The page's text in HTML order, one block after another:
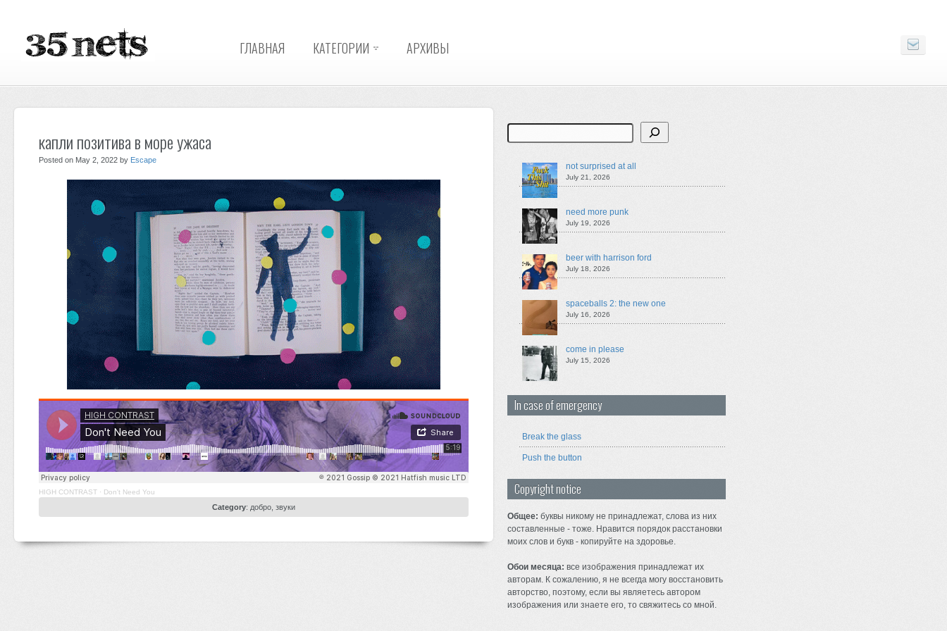
ГЛАВНАЯ КАТЕГОРИИ АРХИВЫ
капли позитива в море ужаса
Posted on May 2, 2022 by Escape
HIGH CONTRAST · Don't Need You
Category: добро звуки
Search
not surprised at all
July 21, 2026
need more punk
July 19, 2026
beer with harrison ford
July 18, 2026
spaceballs 2: the new one
July 16, 2026
come in please
July 15, 2026
In case of emergency
Break the glass
Push the button
Copyright notice
Общее: буквы никому не принадлежат, слова из них
составленные - тоже. Нравится порядок расстановки
моих слов и букв - копируйте на здоровье.
Обои месяца: все изображения принадлежат их
авторам. К сожалению, я не всегда могу восстановить
авторство, поэтому, если вы являетесь автором
изображения или знаете его, то свяжитесь со мной.